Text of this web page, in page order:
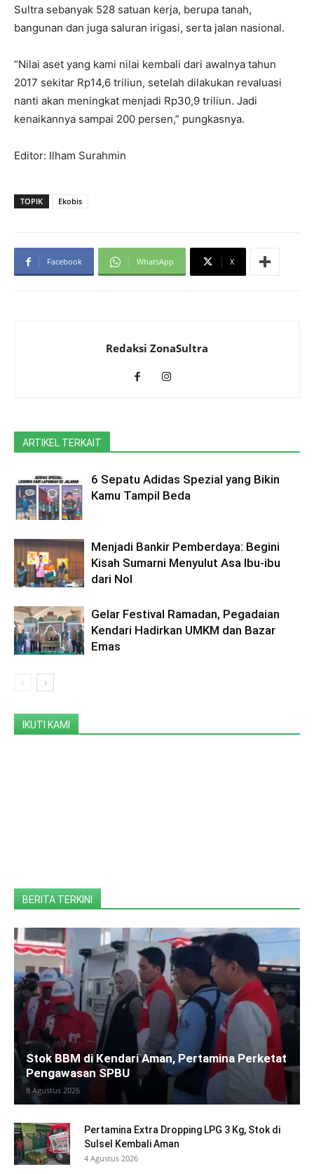
Sultra sebanyak 528 satuan kerja, berupa tanah,
bangunan dan juga saluran irigasi, serta jalan nasional.
“Nilai aset yang kami nilai kembali dari awalnya tahun
2017 sekitar Rp14,6 triliun, setelah dilakukan revaluasi
nanti akan meningkat menjadi Rp30,9 triliun. Jadi
kenaikannya sampai 200 persen,” pungkasnya.
Editor: Ilham Surahmin
TOPIK Ekobis
Facebook WhatsApp X
Redaksi ZonaSultra
ARTIKEL TERKAIT
6 Sepatu Adidas Spezial yang Bikin
Kamu Tampil Beda
Menjadi Bankir Pemberdaya: Begini
Kisah Sumarni Menyulut Asa Ibu-ibu
dari Nol
Gelar Festival Ramadan, Pegadaian
Kendari Hadirkan UMKM dan Bazar
Emas
IKUTI KAMI
BERITA TERKINI
Stok BBM di Kendari Aman, Pertamina Perketat
Pengawasan SPBU
8 Agustus 2026
Pertamina Extra Dropping LPG 3 Kg, Stok di
Sulsel Kembali Aman
4 Agustus 2026